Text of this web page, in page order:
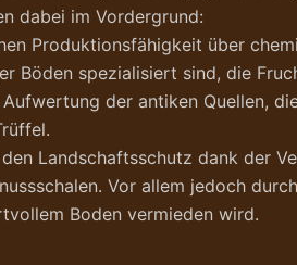
dabei im Vordergrund:
Produktionsfähigkeit über
Böden spezialisiert sind, die
der antiken Quellen,
Landschaftsschutz dank der
Vor allem jedoch
Boden vermieden wird.